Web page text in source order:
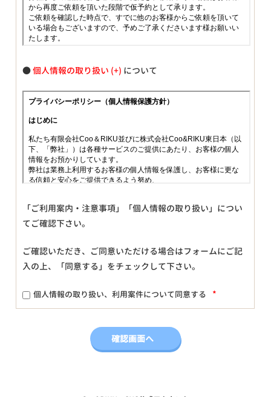
●個人情報の取り扱い について
「ご利用案内・注意事項」「個人情報の取り扱い」につい
てご確認下さい。
ご確認いただき、ご同意いただける場合はフォームにご記
入の上、「同意する」をチェックして下さい。
個人情報の取り扱い、利用案件について同意する *